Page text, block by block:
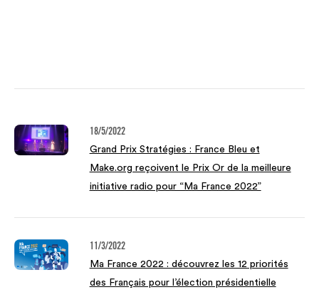
18/5/2022
‍Grand Prix Stratégies : France Bleu et
Make.org reçoivent le Prix Or de la meilleure
initiative radio pour “Ma France 2022”‍
11/3/2022
Ma France 2022 : découvrez les 12 priorités
des Français pour l’élection présidentielle